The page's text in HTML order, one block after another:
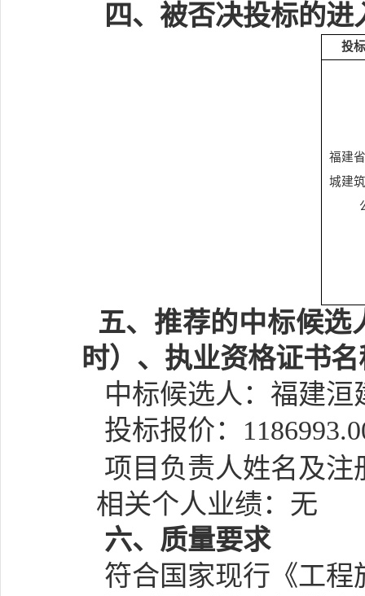
四、被否决投标的
投
福建
城建
五、推荐的中标候
时）、执业资格证书
中标候选人： 福建洹
投标报价：
项目负责人姓名及注
相关个人业绩：无
六、质量要求
符合国家现行《工